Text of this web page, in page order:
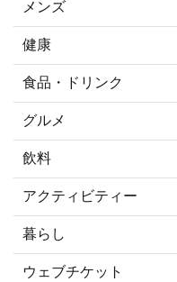
メンズ
健康
食品・ドリンク
グルメ
飲料
アクティビティー
暮らし
ウェブチケット